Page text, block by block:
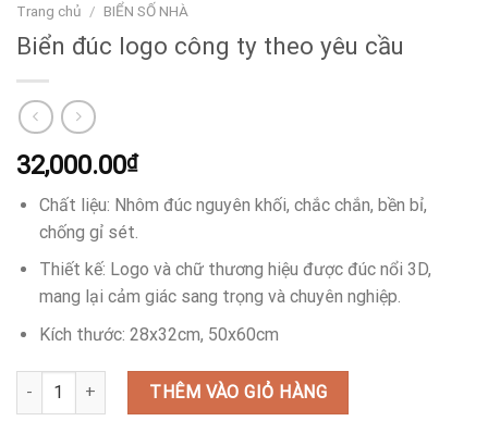
Trang chủ / BIỂN SỐ NHÀ
Biển đúc logo công ty theo yêu cầu
32,000.00₫
Chất liệu: Nhôm đúc nguyên khối, chắc chắn, bền bỉ,
chống gỉ sét.
Thiết kế: Logo và chữ thương hiệu được đúc nổi 3D,
mang lại cảm giác sang trọng và chuyên nghiệp.
Kích thước: 28x32cm, 50x60cm
Biển đúc logo công ty theo yêu cầu số lượng
THÊM VÀO GIỎ HÀNG